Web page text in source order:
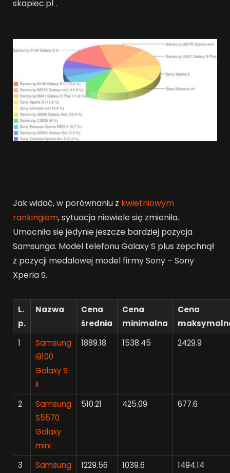
skapiec.pl .
Jak widać, w porównaniu z kwietniowym
rankingiem, sytuacja niewiele się zmieniła.
Umocniła się jedynie jeszcze bardziej pozycja
Samsunga. Model telefonu Galaxy S plus zepchnął
z pozycji medalowej model firmy Sony – Sony
Xperia S.
L.
p.
Nazwa
Cena
średnia
Cena
minimalna
Cena
1
Samsung
i9100
Galaxy S
II
1889.18 1538.45 2429.9
2
Samsung
S5570
Galaxy
mini
510.21 425.09 677.6
3
Samsung
1229.56 1039.6 1494.14